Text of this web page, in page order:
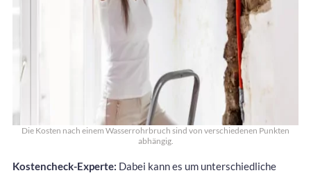
Die Kosten nach einem Wasserrohrbruch sind von verschiedenen Punkten
abhängig.
Kostencheck-Experte: Dabei kann es um unterschiedliche